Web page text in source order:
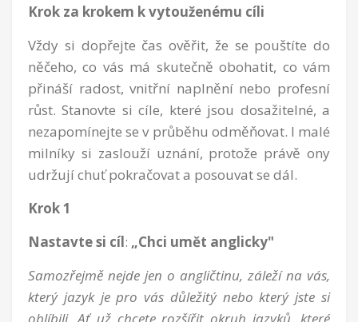
Krok za krokem k vytouženému cíli
Vždy si dopřejte čas ověřit, že se pouštíte do
něčeho, co vás má skutečně obohatit, co vám
přináší radost, vnitřní naplnění nebo profesní
růst. Stanovte si cíle, které jsou dosažitelné, a
nezapomínejte se v průběhu odměňovat. I malé
milníky si zaslouží uznání, protože právě ony
udržují chuť pokračovat a posouvat se dál.
Krok 1
Nastavte si cíl: „Chci umět anglicky"
Samozřejmě nejde jen o angličtinu, záleží na vás,
který jazyk je pro vás důležitý nebo který jste si
oblíbili. Ať už chcete rozšířit okruh jazyků, které